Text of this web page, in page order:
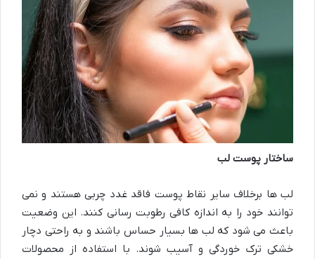
ساختار پوست لب
لب ها برخلاف سایر نقاط پوست فاقد غدد چربی هستند و نمی
توانند خود را به اندازه کافی رطوبت رسانی کنند. این وضعیت
باعث می شود که لب ها بسیار حساس باشند و به راحتی دچار
خشکی ترک خوردگی و آسیب شوند. با استفاده از محصولات